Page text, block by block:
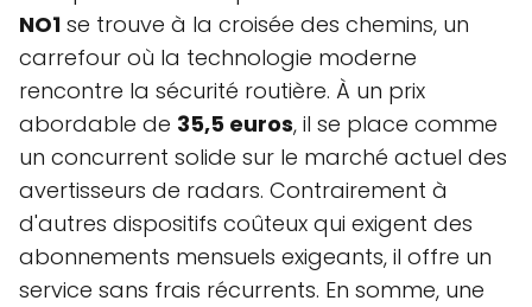
NO1 se trouve à la croisée des chemins, un
carrefour où la technologie moderne
rencontre la sécurité routière. À un prix
abordable de 35,5 euros, il se place comme
un concurrent solide sur le marché actuel des
avertisseurs de radars. Contrairement à
d'autres dispositifs coûteux qui exigent des
abonnements mensuels exigeants, il offre un
service sans frais récurrents. En somme, une